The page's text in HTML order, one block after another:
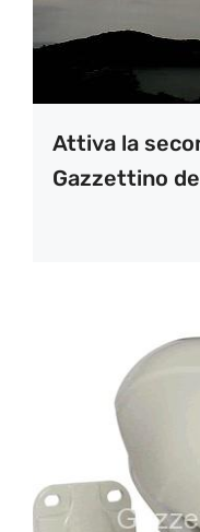
Attiva la
Gazzettino